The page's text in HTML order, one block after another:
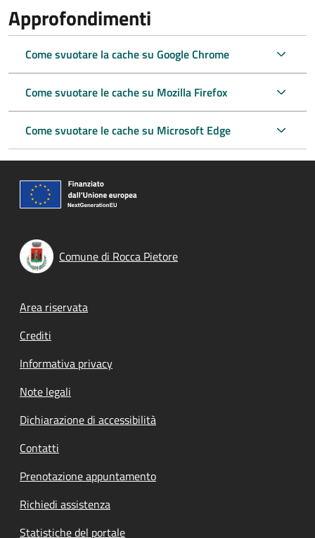
Approfondimenti
Come svuotare la cache su Google Chrome
Come svuotare le cache su Mozilla Firefox
Come svuotare le cache su Microsoft Edge
Comune di Rocca Pietore
Footer menu
Area riservata
Crediti
Informativa privacy
Note legali
Dichiarazione di accessibilità
Contatti
Prenotazione appuntamento
Richiedi assistenza
Statistiche del portale